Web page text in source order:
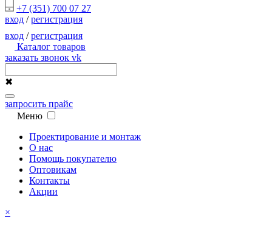
+7 (351) 700 07 27
вход /регистрация
вход /регистрация
Каталог товаров
заказать звонок vk
✖
запросить прайс
Меню
Проектирование и монтаж
О нас
Помощь покупателю
Оптовикам
Контакты
Акции
×